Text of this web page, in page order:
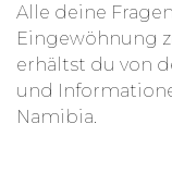
Alle deine
Eingewöhnung
erhältst du von
und
Namibia.